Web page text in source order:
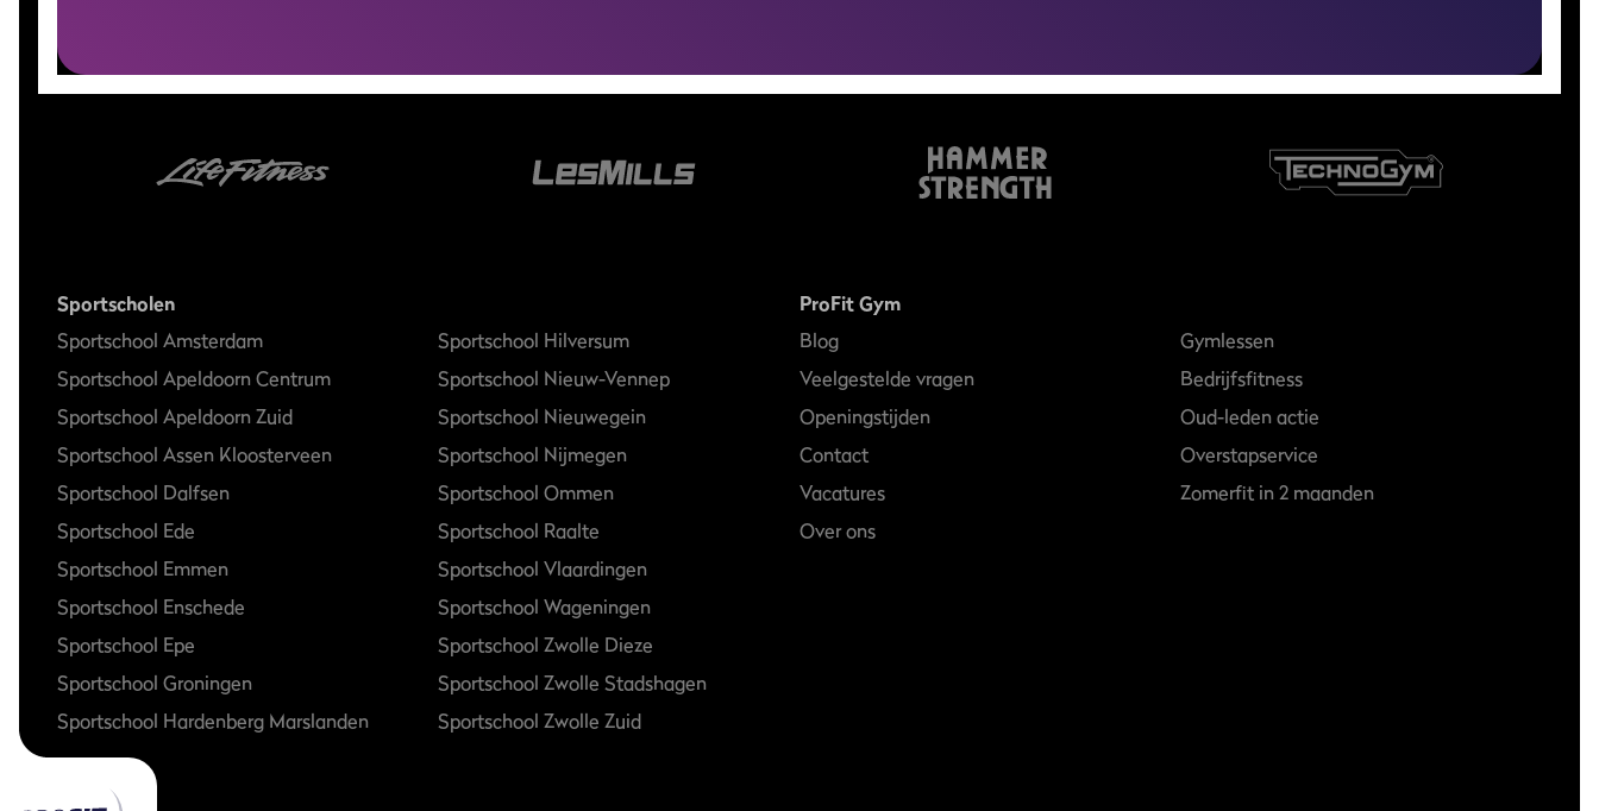
Sportscholen
Sportschool Amsterdam
Sportschool Apeldoorn Centrum
Sportschool Apeldoorn Zuid
Sportschool Assen Kloosterveen
Sportschool Dalfsen
Sportschool Ede
Sportschool Emmen
Sportschool Enschede
Sportschool Epe
Sportschool Groningen
Sportschool Hardenberg Marslanden
Sportschool Hilversum
Sportschool Nieuw-Vennep
Sportschool Nieuwegein
Sportschool Nijmegen
Sportschool Ommen
Sportschool Raalte
Sportschool Vlaardingen
Sportschool Wageningen
Sportschool Zwolle Dieze
Sportschool Zwolle Stadshagen
Sportschool Zwolle Zuid
ProFit Gym
Blog
Veelgestelde vragen
Openingstijden
Contact
Vacatures
Over ons
Gymlessen
Bedrijfsfitness
Oud-leden actie
Overstapservice
Zomerfit in 2 maanden